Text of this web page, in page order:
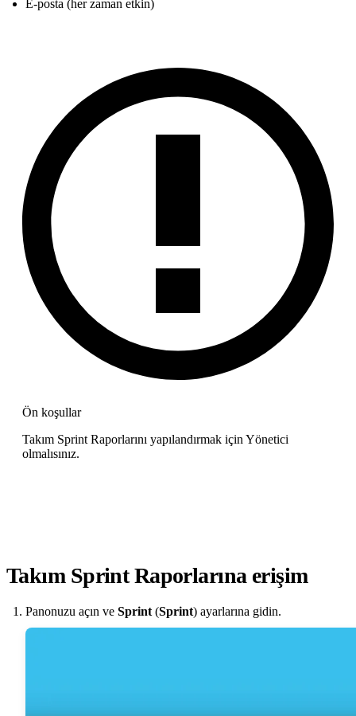
E-posta (her zaman etkin)
Ön koşullar
Takım Sprint Raporlarını yapılandırmak için Yönetici
olmalısınız.
Takım Sprint Raporlarına erişim
Panonuzu açın ve Sprint (Sprint) ayarlarına gidin.